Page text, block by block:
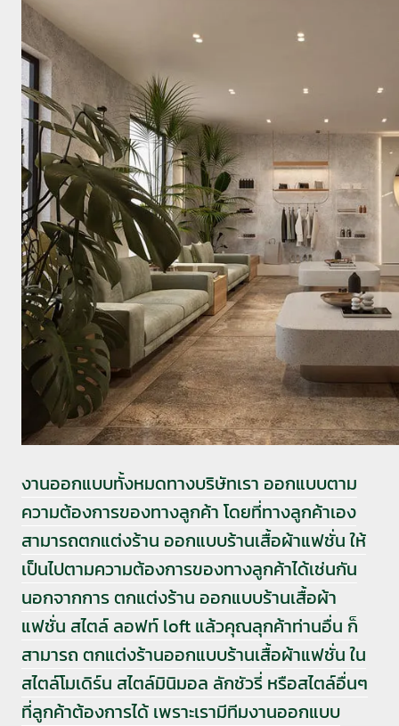
งานออกแบบทั้งหมดทางบริษัทเรา ออกแบบตาม
ความต้องการของทางลูกค้า โดยที่ทางลูกค้าเอง
สามารถตกแต่งร้าน ออกแบบร้านเสื้อผ้าแฟชั่น ให้
เป็นไปตามความต้องการของทางลูกค้าได้เช่นกัน
นอกจากการ ตกแต่งร้าน ออกแบบร้านเสื้อผ้า
แฟชั่น สไตล์ ลอฟท์ loft แล้วคุณลุกค้าท่านอื่น ก็
สามารถ ตกแต่งร้านออกแบบร้านเสื้อผ้าแฟชั่น ใน
สไตล์โมเดิร์น สไตล์มินิมอล ลักชัวรี่ หรือสไตล์อื่นๆ
ที่ลูกค้าต้องการได้ เพราะเรามีทีมงานออกแบบ